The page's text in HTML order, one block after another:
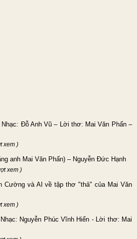
Đỗ Anh Vũ – Lời thơ: Mai Văn Phấn –
xem )
anh Mai Văn Phấn) – Nguyễn Đức Hạnh
xem )
Cường và AI về tập thơ "thả" của Mai Văn
xem )
Nguyễn Phúc Vĩnh Hiển - Lời thơ: Mai